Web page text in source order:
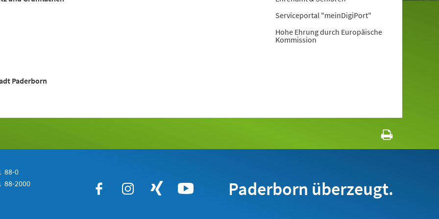
Paderborn
Serviceportal "meinDigiPort"
Hohe Ehrung durch Europäische
Kommission
88-0
88-2000 Paderborn überzeugt.